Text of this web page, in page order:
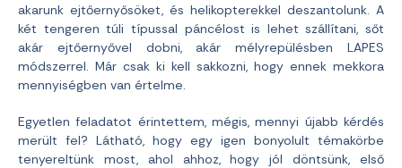
akarunk ejtőernyősöket, és helikopterekkel deszantolunk. A
két tengeren túli típussal páncélost is lehet szállítani, sőt
akár ejtőernyővel dobni, akár mélyrepülésben LAPES
módszerrel. Már csak ki kell sakkozni, hogy ennek mekkora
mennyiségben van értelme.
Egyetlen feladatot érintettem, mégis, mennyi újabb kérdés
merült fel? Látható, hogy egy igen bonyolult témakörbe
tenyereltünk most, ahol ahhoz, hogy jól döntsünk, első